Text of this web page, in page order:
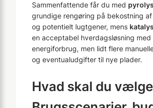
Sammenfattende får du med
grundige rengøring på bekostning
og potentielt lugtgener, mens
en acceptabel hverdagsløsning med
energiforbrug, men lidt flere
og eventualudgifter til nye plader.
Hvad skal du